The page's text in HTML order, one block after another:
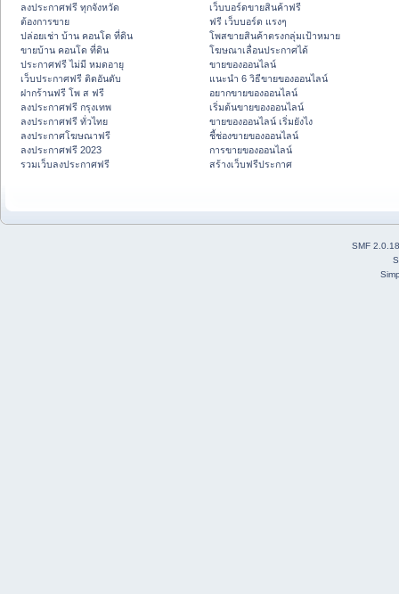
ลงประกาศฟรี ทุกจังหวัด
ต้องการขาย
ปล่อยเช่า บ้าน คอนโด ที่ดิน
ขายบ้าน คอนโด ที่ดิน
ประกาศฟรี ไม่มี หมดอายุ
เว็บประกาศฟรี ติดอันดับ
ฝากร้านฟรี โพ ส ฟรี
ลงประกาศฟรี กรุงเทพ
ลงประกาศฟรี ทั่วไทย
ลงประกาศโฆษณาฟรี
ลงประกาศฟรี 2023
รวมเว็บลงประกาศฟรี
เว็บบอร์ดขายสินค้าฟรี
ฟรี เว็บบอร์ด แรงๆ
โพสขายสินค้าตรงกลุ่มเป้าหมาย
โฆษณาเลื่อนประกาศได้
ขายของออนไลน์
แนะนำ 6 วิธีขายของออนไลน์
อยากขายของออนไลน์
เริ่มต้นขายของออนไลน์
ขายของออนไลน์ เริ่มยังไง
ชี้ช่องขายของออนไลน์
การขายของออนไลน์
สร้างเว็บฟรีประกาศ
SMF 2.0.18